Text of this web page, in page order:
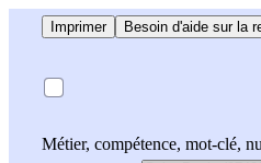
Imprimer Besoin d'aide sur la
Métier, compétence, mot-clé,